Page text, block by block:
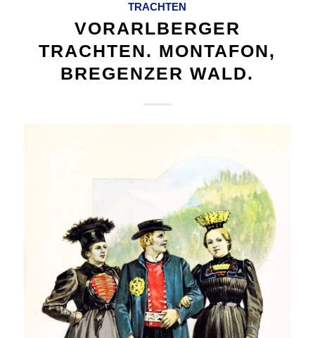
TRACHTEN
VORARLBERGER
TRACHTEN. MONTAFON,
BREGENZER WALD.